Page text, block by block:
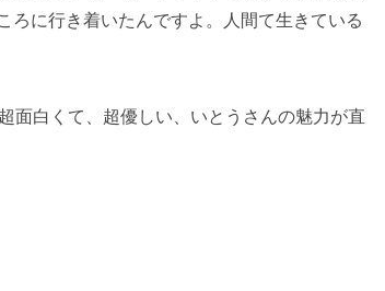
ろに行き着いたんですよ。人間て生きている
面白くて、超優しい、いとうさんの魅力が直